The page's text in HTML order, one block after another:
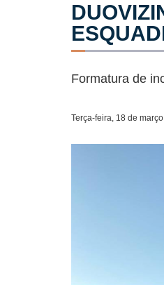
Formatura de
Terça-feira, 18 de